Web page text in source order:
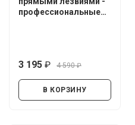
профессиональные
3 195
4 590
В КОРЗИНУ